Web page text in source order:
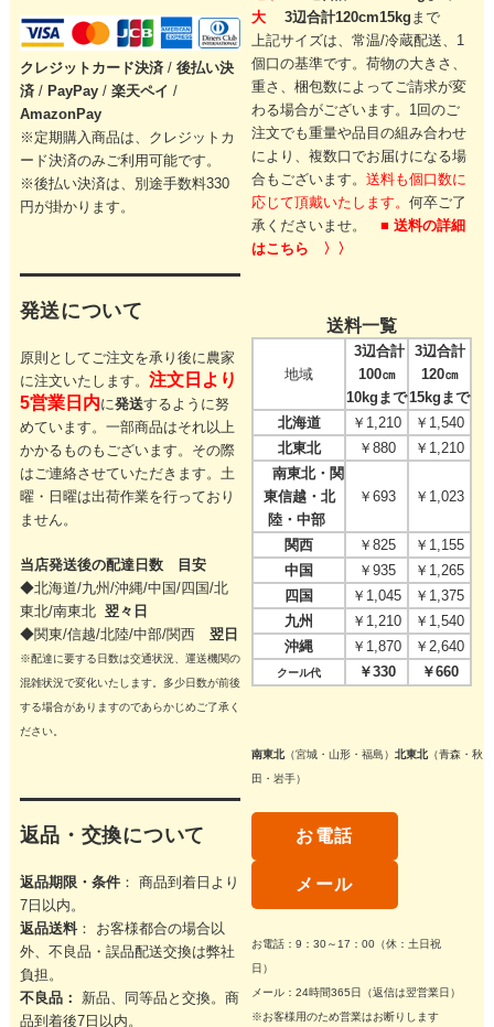
クレジットカード決済 / 後払い決
済/ PayPay/ 楽天ペイ /
AmazonPay
※定期購入商品は、クレジットカ
ード決済のみご利用可能です。
※後払い決済は、別途手数料330
円が掛かります。
発送について
原則としてご注文を承り後に農家
に注文いたします。 注文日より
5営業日内に発送するように努
めています。一部商品はそれ以上
かかるものもございます。その際
はご連絡させていただきます。 土
曜・日曜は出荷作業を行っており
ません。
当店発送後の配達日数 目安
◆北海道/九州/沖縄/中国/四国/北
東北/南東北 翌々日
◆関東/信越/北陸/中部/関西 翌日
※配達に要する日数は交通状況、運送機関の
混雑状況で変化いたします。多少日数が前後
する場合がありますのであらかじめご了承く
ださい。
返品・交換について
返品期限・条件： 商品到着日より
7日以内。
返品送料： お客様都合の場合以
外、不良品・誤品配送交換は弊社
負担。
不良品：
新品、同等品と交換。商
品到着後7日以内。
大
3辺合計120cm15kg まで
上記サイズは、常温/冷蔵配送、1
個口の基準です。荷物の大きさ、
重さ、梱包数によってご請求が変
わる場合がございます。 1回のご
注文でも重量や品目の組み合わせ
により、複数口でお届けになる場
合もございます。送料も個口数に
応じて頂戴いたします。何卒ご了
承くださいませ。■ 送料の詳細
はこちら 〉〉
送料一覧
地域
3辺合計
100㎝
10kgまで
3辺合計
120㎝
15kgまで
北海道
￥1,210
￥1,540
北東北
￥880
￥1,210
南東北・関
東信越・北
陸・中部
￥693 ￥1,023
関西 ￥825
￥1,155
中国
￥935
￥1,265
四国
￥1,045
￥1,375
九州
￥1,210
￥1,540
沖縄
￥1,870 ￥2,640
クール代 ￥330 ￥660
南東北（宮城・山形・福島）北東北（青森・秋
田・岩手）
お電話
メール
お電話：9：30～17：00（休：土日祝
日）
メール：24時間365日（返信は翌営業日）
※お客様用のため営業はお断りします